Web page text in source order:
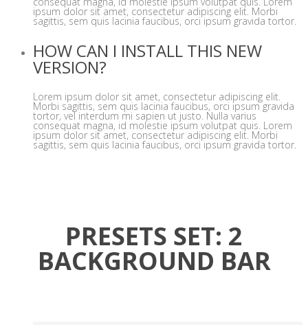
ipsum dolor sit amet, consectetur adipiscing elit. Morbi
sagittis, sem quis lacinia faucibus, orci ipsum gravida tortor.
HOW CAN I INSTALL THIS NEW
VERSION?
Lorem ipsum dolor sit amet, consectetur adipiscing elit.
Morbi sagittis, sem quis lacinia faucibus, orci ipsum gravida
tortor, vel interdum mi sapien ut justo. Nulla varius
consequat magna, id molestie ipsum volutpat quis. Lorem
ipsum dolor sit amet, consectetur adipiscing elit. Morbi
sagittis, sem quis lacinia faucibus, orci ipsum gravida tortor.
PRESETS SET: 2
BACKGROUND BAR